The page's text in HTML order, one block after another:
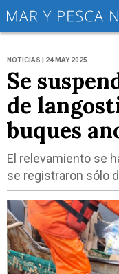
NOTICIAS | 24 MAY 2025
Se
de
buques
El relevamiento se
se registraron sólo